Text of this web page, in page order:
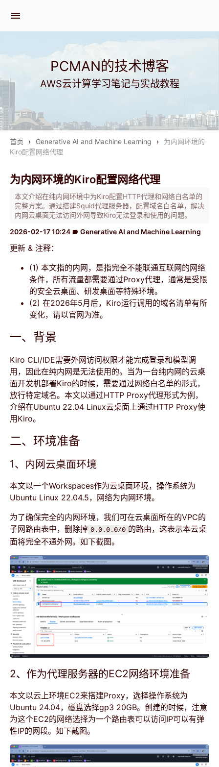
menu
PCMAN的技术博客
AWS云计算学习笔记与实战教程
首页 › Generative AI and Machine Learning ›
为内网环境的
Kiro配置网络代理
为内网环境的Kiro配置网络代理
本文介绍在纯内网环境中为Kiro配置HTTP代理和网络白名单的
完整方案。通过搭建Squid代理服务器，配置域名白名单，解决
内网云桌面无法访问外网导致Kiro无法登录和使用的问题。
2026-02-17 10:24 label Generative AI and Machine Learning
更新 & 注释：
(1) 本文指的内网，是指完全不能联通互联网的网络
条件，所有流量都需要通过Proxy代理，通常是受限
的安全云桌面、研发桌面等特殊环境。
(2) 在2026年5月后，Kiro运行调用的域名清单有所
变化，请以官网为准。
一、背景
Kiro CLI/IDE需要外网访问权限才能完成登录和模型调
用，因此在纯内网是无法使用的。当为一台纯内网的云桌
面开发机部署Kiro的时候，需要通过网络白名单的形式，
放行特定域名。本文以通过HTTP Proxy代理形式为例，
介绍在Ubuntu 22.04 Linux云桌面上通过HTTP Proxy使
用Kiro。
二、环境准备
1、内网云桌面环境
本文以一个Workspaces作为云桌面环境，操作系统为
Ubuntu Linux 22.04.5，网络为内网环境。
为了确保完全的内网环境，我们可在云桌面所在的VPC的
子网路由表中，删除掉 0.0.0.0/0 的路由，这表示本云桌
面将完全不通外网。如下截图。
2、作为代理服务器的EC2网络环境准备
本文以云上环境EC2来搭建Proxy，选择操作系统为
Ubuntu 24.04，磁盘选择gp3 20GB。创建的时候，注意
为这个EC2的网络选择为一个路由表可以访问IP可以有弹
性IP的网段。如下截图。